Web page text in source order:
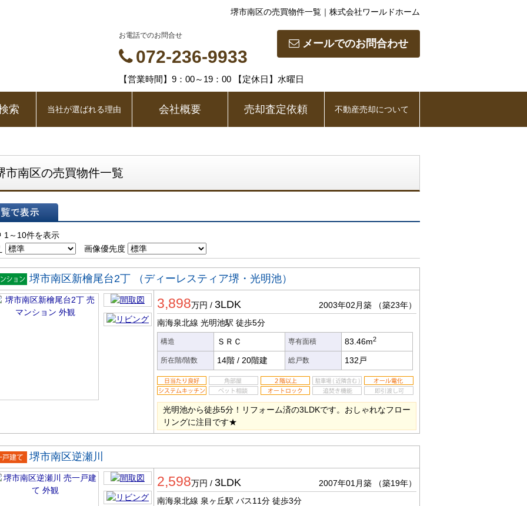
堺市南区の売買物件一覧｜株式会社ワールドホーム
メールでのお問合わせ
お電話でのお問合せ
072-236-9933
【営業時間】9：00～19：00 【定休日】水曜日
索 当社が選ばれる理由 会社概要 売却査定依頼 不動産売却について
市南区の売買物件一覧
1～10件を表示
画像優先度
ンシ
堺市南区新檜尾台2丁 （ディーレスティア堺・光明池）
3,898万円 / 3LDK 2003年02月築
（築23年）
南海泉北線 光明池駅 徒歩5分
構造 ＳＲＣ 専有面積 83.46m2
所在階/階数 14階 / 20階建 総戸数 132戸
光明池から徒歩5分！リフォーム済の3LDKです。おしゃれなフロー
リングに注目です★
戸建
堺市南区逆瀬川
2,598万円 / 3LDK 2007年01月築
（築19年）
南海泉北線 泉ヶ丘駅 バス11分 徒歩3分